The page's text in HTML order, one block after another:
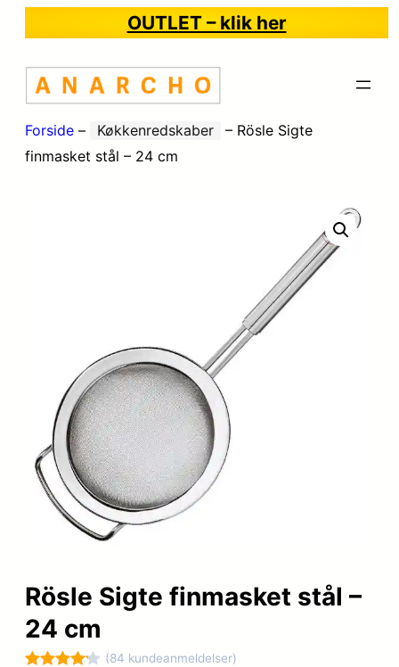
OUTLET – klik her
Forside – Køkkenredskaber – Rösle Sigte
finmasket stål – 24 cm
Rösle Sigte finmasket stål –
24 cm
(84 kundeanmeldelser)